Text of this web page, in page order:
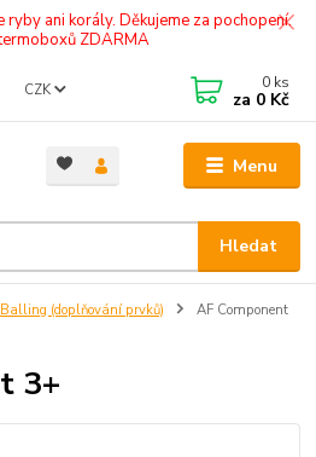
ryby ani korály. Děkujeme za pochopení.
ZDARMA
Menu
CZK
Hledat
0 ks
za 0 Kč
Balling (doplňování prvků)
AF Component
3+